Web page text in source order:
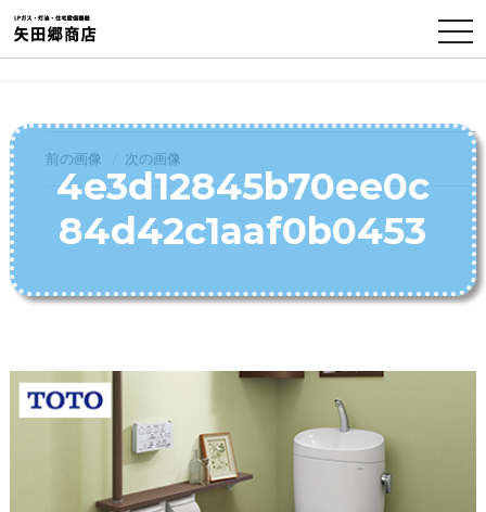
前の画像 次の画像
4e3d12845b70ee0c
84d42c1aaf0b0453